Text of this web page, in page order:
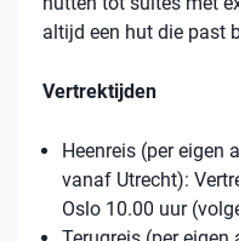
altijd een hut die past
Vertrektijden
Heenreis (per eigen
vanaf Utrecht):
Oslo 10.00 uur